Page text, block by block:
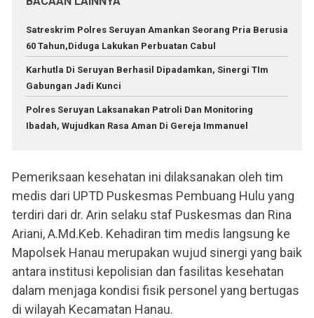
Satreskrim Polres Seruyan Amankan Seorang Pria Berusia
60 Tahun,Diduga Lakukan Perbuatan Cabul
Karhutla Di Seruyan Berhasil Dipadamkan, Sinergi TIm
Gabungan Jadi Kunci
Polres Seruyan Laksanakan Patroli Dan Monitoring
Ibadah, Wujudkan Rasa Aman Di Gereja Immanuel
Pemeriksaan kesehatan ini dilaksanakan oleh tim
medis dari UPTD Puskesmas Pembuang Hulu yang
terdiri dari dr. Arin selaku staf Puskesmas dan Rina
Ariani, A.Md.Keb. Kehadiran tim medis langsung ke
Mapolsek Hanau merupakan wujud sinergi yang baik
antara institusi kepolisian dan fasilitas kesehatan
dalam menjaga kondisi fisik personel yang bertugas
di wilayah Kecamatan Hanau.